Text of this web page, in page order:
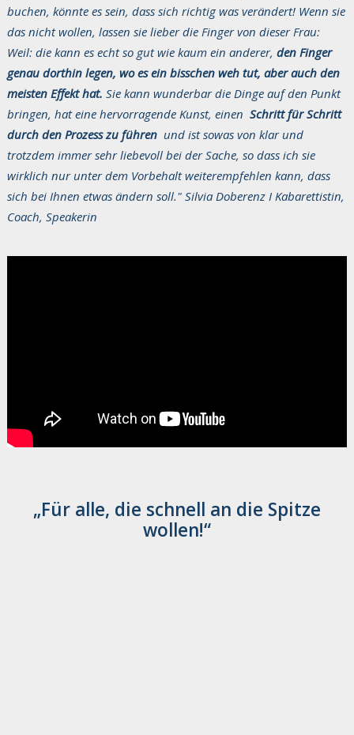
buchen, könnte es sein, dass sich richtig was verändert! Wenn sie
das nicht wollen, lassen sie lieber die Finger von dieser Frau:
Weil: die kann es echt so gut wie kaum ein anderer, den Finger
genau dorthin legen, wo es ein bisschen weh tut, aber auch den
meisten Effekt hat. Sie kann wunderbar die Dinge auf den Punkt
bringen, hat eine hervorragende Kunst, einen Schritt für Schritt
durch den Prozess zu führen und ist sowas von klar und
trotzdem immer sehr liebevoll bei der Sache, so dass ich sie
wirklich nur unter dem Vorbehalt weiterempfehlen kann, dass
sich bei Ihnen etwas ändern soll." Silvia Doberenz I Kabarettistin,
Coach, Speakerin
„Für alle, die schnell an die Spitze
wollen!“